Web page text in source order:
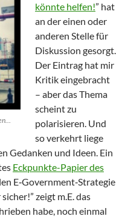
könnte helfen!” hat
an der einen oder
anderen Stelle für
Diskussion gesorgt.
Der Eintrag hat mir
Kritik eingebracht
– aber das Thema
scheint zu
polarisieren. Und
so verkehrt liege
Gedanken und Ideen. Ein
Eckpunkte-Papier des
E‐Government‐Strategie
zeigt m.E. das
habe, noch einmal